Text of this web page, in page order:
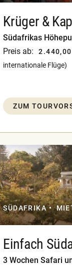
Krüger &
Südafrikas
Preis ab:
internationale Flüge)
ZUM
SÜDAFRIKA
Einfach
3 Wochen Safari